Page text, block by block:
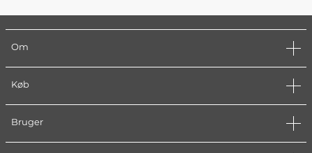
Om
Køb
Bruger